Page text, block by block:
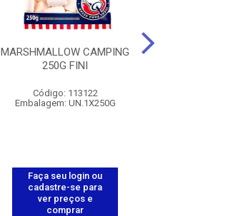
MARSHMALLOW CAMPING
250G FINI
Código: 113122
Embalagem: UN.1X250G
Faça seu login ou
cadastre-se para
ver preços e
comprar